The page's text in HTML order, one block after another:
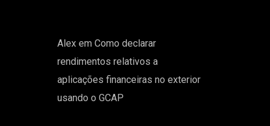
Alex emComo declarar
rendimentos relativos a
aplicações financeiras no exterior
usando o GCAP